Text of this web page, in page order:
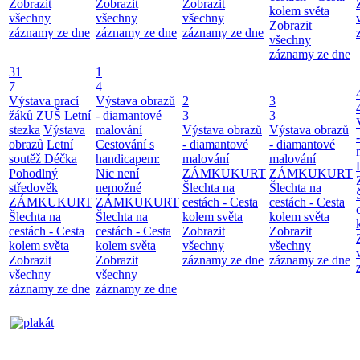
Zobrazit
všechny
záznamy ze dne
Zobrazit
všechny
záznamy ze dne
Zobrazit
všechny
záznamy ze dne
kolem světa
Zobrazit
všechny
záznamy ze dne
31
7
Výstava prací
žáků ZUŠ Letní
stezka Výstava
obrazů Letní
soutěž Déčka
Pohodlný
středověk
ZÁMKUKURT
Šlechta na
cestách - Cesta
kolem světa
Zobrazit
všechny
záznamy ze dne
1
4
Výstava obrazů
- diamantové
malování
Cestování s
handicapem:
Nic není
nemožné
ZÁMKUKURT
Šlechta na
cestách - Cesta
kolem světa
Zobrazit
všechny
záznamy ze dne
2
3
Výstava obrazů
- diamantové
malování
ZÁMKUKURT
Šlechta na
cestách - Cesta
kolem světa
Zobrazit
všechny
záznamy ze dne
3
3
Výstava obrazů
- diamantové
malování
ZÁMKUKURT
Šlechta na
cestách - Cesta
kolem světa
Zobrazit
všechny
záznamy ze dne